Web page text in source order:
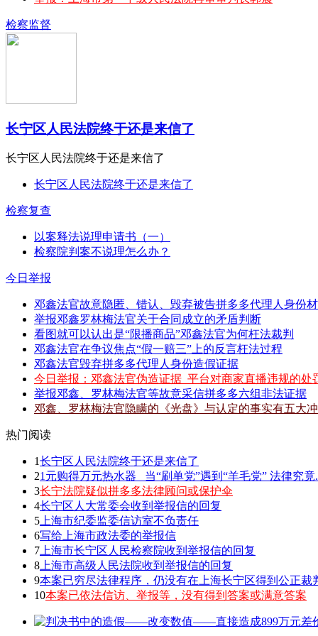
检察监督
长宁区人民法院终于还是来信了
长宁区人民法院终于还是来信了
长宁区人民法院终于还是来信了
检察复查
以案释法说理申请书（一）
检察院判案不说理怎么办？
今日举报
邓鑫法官故意隐匿、错认、毁弃被告拼多多代理人身份
举报邓鑫罗林梅法官关于合同成立的矛盾判断
看图就可以认出是“限播商品”邓鑫法官为何枉法裁判
邓鑫法官在争议焦点“假一赔三”上的反言枉法过程
邓鑫法官毁弃拼多多代理人身份造假证据
今日举报：邓鑫法官伪造证据_平台对商家直播违规的处
举报邓鑫、罗林梅法官等故意采信拼多多六组非法证据
邓鑫、罗林梅法官隐瞒的《光盘》与认定的事实有五大
热门阅读
1长宁区人民法院终于还是来信了
21元购得万元热水器 _当“刷单党”遇到“羊毛党” 法律究竟
3长宁法院疑似拼多多法律顾问或保护伞
4长宁区人大常委会收到举报信的回复
5 上海市纪委监委信访室不负责任
6写给上海市政法委的举报信
7 上海市长宁区人民检察院收到举报信的回复
8 上海市高级人民法院收到举报信的回复
9本案已穷尽法律程序，仍没有在上海长宁区得到公正裁
10本案已依法信访、举报等，没有得到答案或满意答案